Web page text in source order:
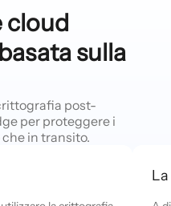
cloud
sulla
post-
per proteggere i
in transito.